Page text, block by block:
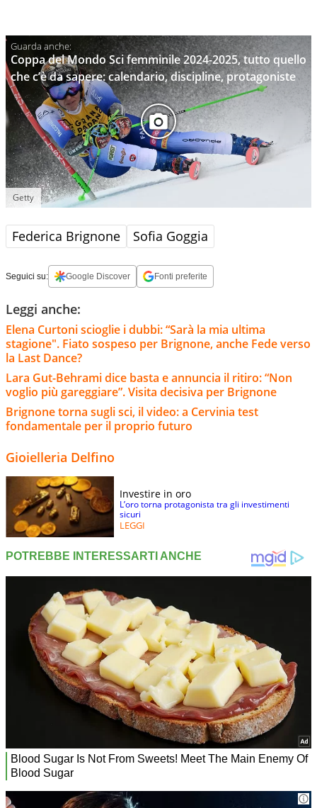
Coppa del Mondo Sci femminile 2024-2025, tutto quello
che c’è da sapere: calendario, discipline, protagoniste
Getty
Federica Brignone Sofia Goggia
Seguici su: Google Discover Fonti preferite
Leggi anche:
Elena Curtoni scioglie i dubbi: “Sarà la mia ultima
stagione". Fiato sospeso per Brignone, anche Fede verso
la Last Dance?
Lara Gut-Behrami dice basta e annuncia il ritiro: “Non
voglio più gareggiare”. Visita decisiva per Brignone
Brignone torna sugli sci, il video: a Cervinia test
fondamentale per il proprio futuro
Gioielleria Delfino
Investire in oro
L’oro torna protagonista tra gli investimenti
sicuri
LEGGI